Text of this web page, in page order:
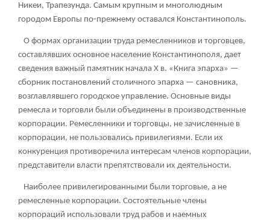
Никеи, Трапезунда. Самым крупным и многолюдным
городом Европы по-прежнему оставался Константинополь.
О формах организации труда ремесленников и торговцев,
составлявших основное население Константинополя, дает
сведения важный памятник начала X в. «Книга эпарха» —
сборник постановлений столичного эпарха — сановника,
возглавлявшего городское управление. Основные виды
ремесла и торговли были объединены в производственные
корпорации. Ремесленники и торговцы, не зачисленные в
корпорации, не пользовались привилегиями. Если их
конкуренция противоречила интересам членов корпорации,
представители власти препятствовали их деятельности.
Наиболее привилегированными были торговые, а не
ремесленные корпорации. Состоятельные члены
корпораций использовали труд рабов и наемных